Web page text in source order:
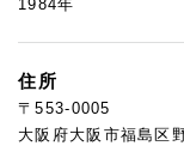
1984年
住所
〒553-0005
大阪府大阪市福島区